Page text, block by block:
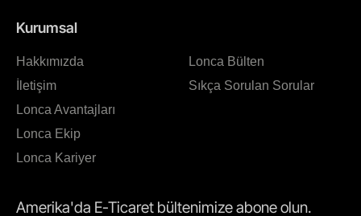
Kurumsal
Hakkımızda
İletişim
Lonca Avantajları
Lonca Ekip
Lonca Kariyer
Lonca Bülten
Sıkça Sorulan Sorular
Amerika'da E-Ticaret bültenimize abone olun.